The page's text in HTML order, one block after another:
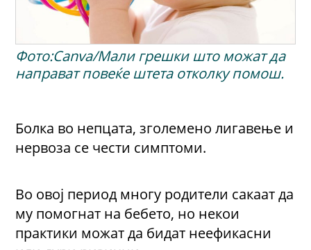
Фото:Canva/Мали грешки што можат да
направат повеќе штета отколку помош.
Болка во непцата, зголемено лигавење и
нервоза се чести симптоми.
Во овој период многу родители сакаат да
му помогнат на бебето, но некои
практики можат да бидат неефикасни